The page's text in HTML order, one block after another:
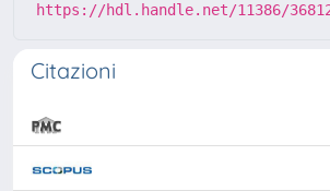
https://hdl.handle.net/11386/
Citazioni